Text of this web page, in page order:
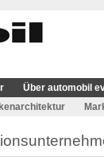
Über automobil